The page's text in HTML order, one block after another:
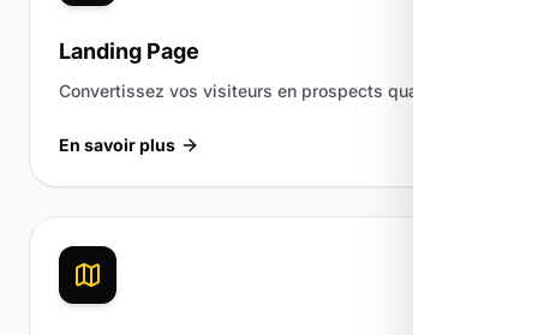
Landing Page
Convertissez vos visiteurs en prospects qualifiés.
En savoir plus